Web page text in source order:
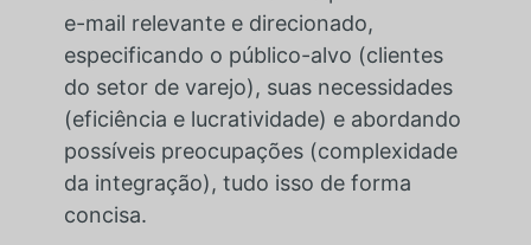
e-mail relevante e direcionado,
especificando o público-alvo (clientes
do setor de varejo), suas necessidades
(eficiência e lucratividade) e abordando
possíveis preocupações (complexidade
da integração), tudo isso de forma
concisa.